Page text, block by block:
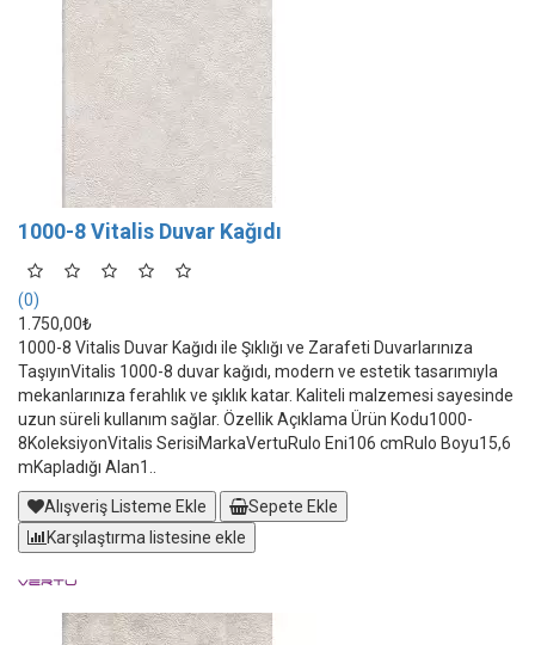
1000-8 Vitalis Duvar Kağıdı
(0)
1.750,00₺
1000-8 Vitalis Duvar Kağıdı ile Şıklığı ve Zarafeti Duvarlarınıza
TaşıyınVitalis 1000-8 duvar kağıdı, modern ve estetik tasarımıyla
mekanlarınıza ferahlık ve şıklık katar. Kaliteli malzemesi sayesinde
uzun süreli kullanım sağlar. Özellik Açıklama Ürün Kodu1000-
8KoleksiyonVitalis SerisiMarkaVertuRulo Eni106 cmRulo Boyu15,6
mKapladığı Alan1..
Alışveriş Listeme Ekle
Sepete Ekle
Karşılaştırma listesine ekle